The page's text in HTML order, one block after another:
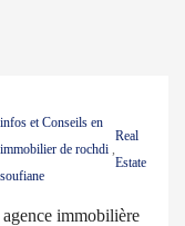
infos et Conseils en
immobilier de rochdi
soufiane
,
Real
Estate
immobilière